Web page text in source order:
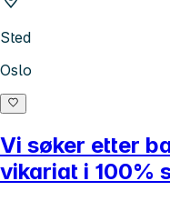
Sted
Oslo
Vi søker etter
vikariat i 100%